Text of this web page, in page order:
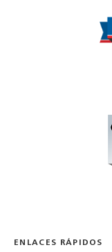
ENLACES RÁPIDOS